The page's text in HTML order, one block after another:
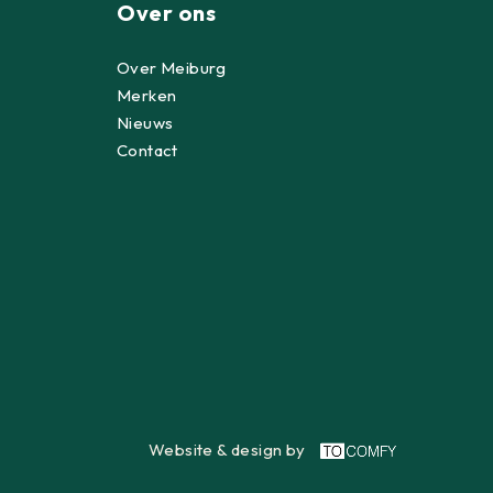
Over ons
Over Meiburg
Merken
Nieuws
Contact
Website & design by